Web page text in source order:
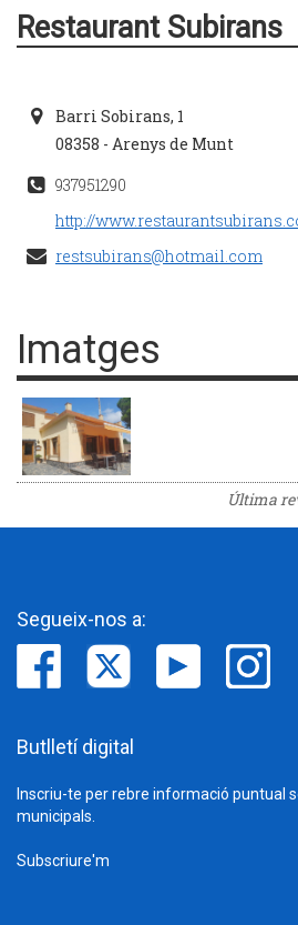
Restaurant Subirans
Barri Sobirans, 1
08358 - Arenys de Munt
937951290
http://
restsubirans@hotmail.com
Imatges
Última
Segueix-nos a:
Butlletí digital
Inscriu-te per rebre informació puntual
municipals.
Subscriure'm